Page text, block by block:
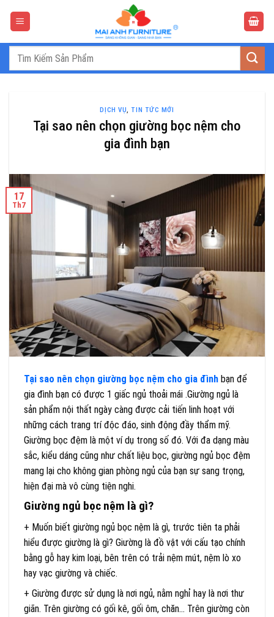
Tìm
DỊCH VỤ, TIN TỨC MỚI
Tại sao nên chọn giường bọc nệm cho
gia đình bạn
17
Th7
Tại sao nên chọn giường bọc nệm cho gia đình bạn để
gia đình bạn có được 1 giấc ngủ thoải mái .Giường ngủ là
sản phẩm nội thất ngày càng được cải tiến linh hoạt với
những cách trang trí độc đáo, sinh động đầy thẩm mỹ.
Giường bọc đệm là một ví dụ trong số đó. Với đa dạng màu
sắc, kiểu dáng cũng như chất liệu bọc, giường ngủ bọc đệm
mang lại cho không gian phòng ngủ của bạn sự sang trọng,
hiện đại mà vô cùng tiện nghi.
Giường ngủ bọc nệm là gì?
+ Muốn biết giường ngủ bọc nệm là gì, trước tiên ta phải
hiểu được giường là gì? Giường là đồ vật với cấu tạo chính
bằng gỗ hay kim loại, bên trên có trải nệm mút, nệm lò xo
hay vạc giường và chiếc.
+ Giường được sử dụng là nơi ngủ, nằm nghỉ hay là nơi thư
giãn. Trên giường có gối kê, gối ôm, chăn… Trên giường còn